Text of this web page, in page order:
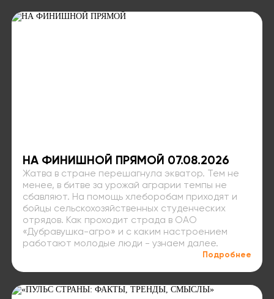
НА ФИНИШНОЙ ПРЯМОЙ 07.08.2026
Жатва в стране перешагнула экватор. Тем не
менее, в битве за урожай аграрии темпы не
сбавляют. На помощь хлеборобам приходят и
бойцы сельскохозяйственных студенческих
отрядов. Как проходит страда в ОАО
«Дубравушка-агро» и с каким настроением
работают молодые люди - узнаем далее.
Подробнее